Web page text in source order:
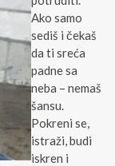
Ako samo
sediš i čekaš
da ti sreća
padne sa
neba – nemaš
šansu.
Pokreni se,
istraži, budi
iskren i